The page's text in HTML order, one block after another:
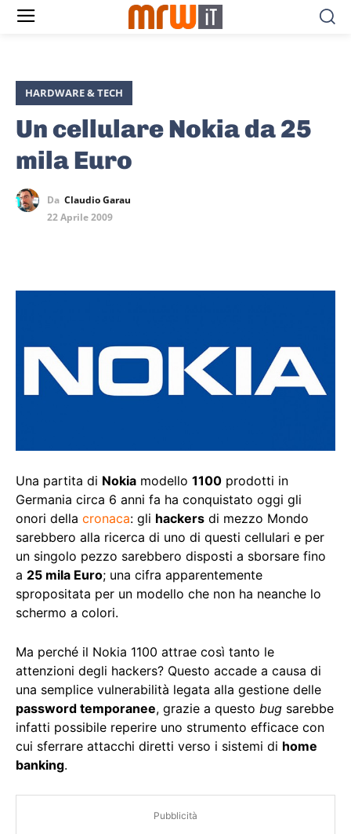
HARDWARE & TECH
Un cellulare Nokia da 25
mila Euro
Da Claudio Garau
22 Aprile 2009
Una partita di Nokia modello 1100 prodotti in
Germania circa 6 anni fa ha conquistato oggi gli
onori della cronaca: gli hackers di mezzo Mondo
sarebbero alla ricerca di uno di questi cellulari e per
un singolo pezzo sarebbero disposti a sborsare fino
a 25 mila Euro; una cifra apparentemente
spropositata per un modello che non ha neanche lo
schermo a colori.
Ma perché il Nokia 1100 attrae così tanto le
attenzioni degli hackers? Questo accade a causa di
una semplice vulnerabilità legata alla gestione delle
password temporanee, grazie a questo bug sarebbe
infatti possibile reperire uno strumento efficace con
cui sferrare attacchi diretti verso i sistemi di home
banking.
Pubblicità